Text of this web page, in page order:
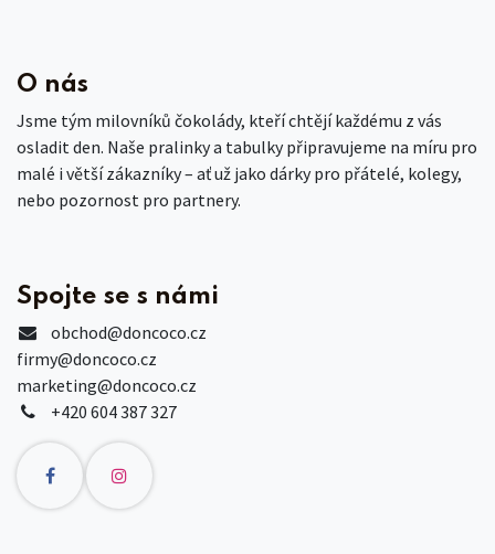
O nás
Jsme tým milovníků čokolády, kteří chtějí každému z vás
osladit den. Naše pralinky a tabulky připravujeme na míru pro
malé i větší zákazníky – ať už jako dárky pro přátelé, kolegy,
nebo pozornost pro partnery.
Spojte se s námi
obchod@doncoco.cz
firmy@doncoco.cz
marketing@doncoco.cz
+420 604 387 327